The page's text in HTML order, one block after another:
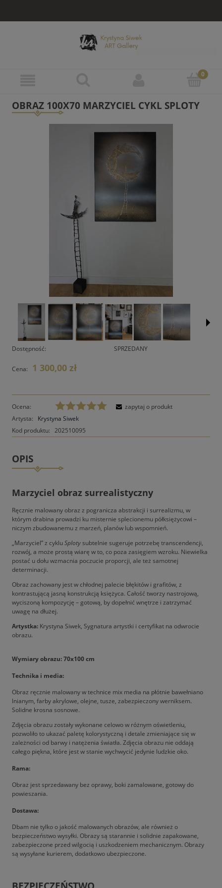
OBRAZ 100X70 MARZYCIEL CYKL SPLOTY
Dostępność: SPRZEDANY
Cena: 1 300,00 zł
Ocena:
Artysta:
Krystyna Siwek
Kod produktu: 202510095
zapytaj o produkt
OPIS
Marzyciel obraz surrealistyczny
Ręcznie malowany obraz z pogranicza abstrakcji i surrealizmu, w
którym drabina prowadzi ku misternie splecionemu półksiężycowi –
niczym zbudowanemu z marzeń, planów lub wspomnień.
„Marzyciel” z cykluSplotysubtelnie sugeruje potrzebę transcendencji,
rozwój, a może prostą wiarę w to, co poza zasięgiem wzroku. Niewielka
postać u dołu wzmacnia poczucie proporcji, ale też samotnej
determinacji.
Obraz zachowany jest w chłodnej palecie błękitów i grafitów, z
kontrastującą jasną konstrukcją księżyca. Całość tworzy nastrojową,
wyciszoną kompozycję – gotową, by dopełnić wnętrze i zatrzymać
uwagę na dłużej.
Artystka: Krystyna Siwek, Sygnatura artystki i certyfikat na odwrocie
obrazu.
Wymiary obrazu: 70x100 cm
Technika i media:
Obraz ręcznie malowany w technice mix media na płótnie bawełniano
lnianym, farby akrylowe, olejne, tusze, zabezpieczony werniksem.
Solidne krosna sosnowe.
Zdjęcia obrazu zostały wykonane celowo w różnym oświetleniu,
pozwoliło to ukazać paletę kolorystyczną i detale zmieniające się w
zależności od barwy i natężenia światła. Zdjęcia obrazu nie oddają
całego piękna, które jest w stanie wychwycić jedynie ludzkie oko.
Rama:
Obraz jest sprzedawany bez oprawy, boki zamalowane, gotowy do
powieszania.
Dostawa:
Dbam nie tylko o jakość malowanych obrazów, ale również o
bezpieczeństwo wysyłki. Obrazy są starannie i solidnie zapakowane,
zabezpieczone przed wilgocią i uszkodzeniem mechanicznym. Obrazy
są wysyłane kurierem, dodatkowo ubezpieczone.